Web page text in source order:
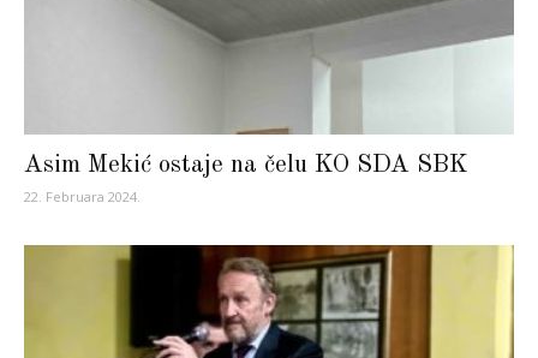
Asim Mekić ostaje na čelu KO SDA SBK
22. Februara 2024.